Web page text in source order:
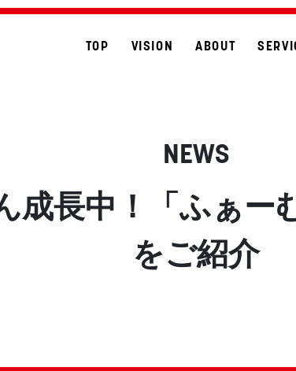
TOP VISION ABOUT
NEWS
成長中！「ふぁー
をご紹介